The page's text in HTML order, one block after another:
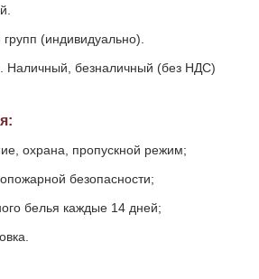
(индивидуально).
Наличный, безналичный (без НДС)
охрана, пропускной режим;
безопасности;
белья каждые 14 дней;